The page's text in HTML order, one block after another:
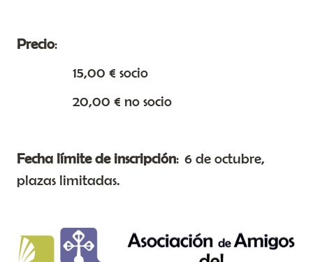
Precio:
15,00 € socio
20,00 € no socio
Fecha límite de inscripción: 6 de octubre,
plazas limitadas.